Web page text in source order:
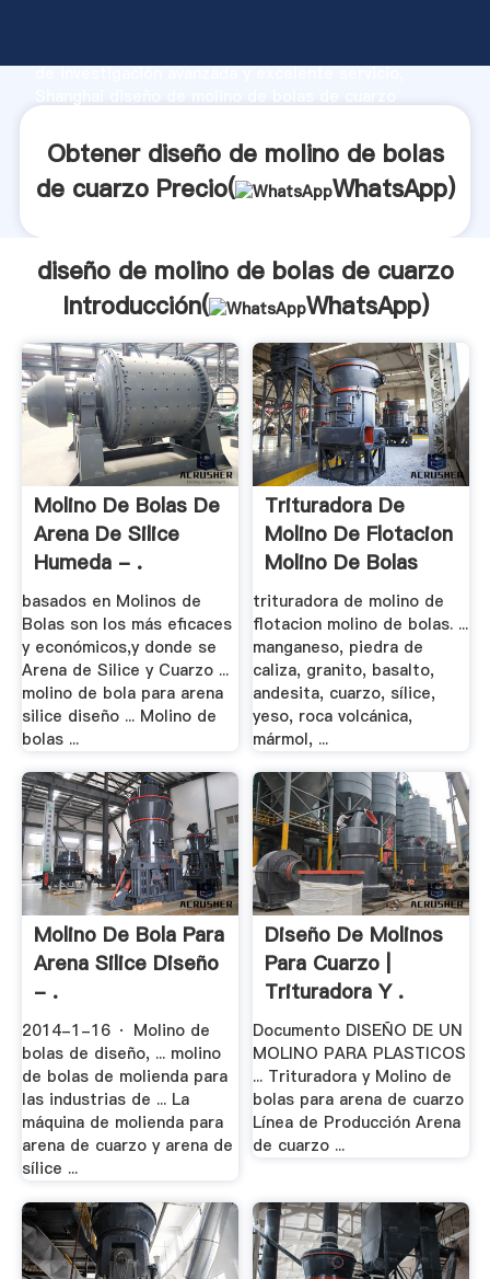
de investigación avanzada y excelente servicio,
clientes.
Obtener diseño de molino de bolas
de cuarzo Precio(
WhatsApp)
diseño de molino de bolas de cuarzo
Introducción(
WhatsApp)
Molino De Bolas De
Arena De Silice
Humeda - .
basados en Molinos de
Bolas son los más eficaces
y económicos,y donde se
Arena de Silice y Cuarzo ...
molino de bola para arena
silice diseño ... Molino de
bolas ...
Trituradora De
Molino De Flotacion
Molino De Bolas
trituradora de molino de
flotacion molino de bolas. ...
manganeso, piedra de
caliza, granito, basalto,
andesita, cuarzo, sílice,
yeso, roca volcánica,
mármol, ...
Molino De Bola Para
Arena Silice Diseño
- .
2014-1-16 · Molino de
bolas de diseño, ... molino
de bolas de molienda para
las industrias de ... La
máquina de molienda para
arena de cuarzo y arena de
sílice ...
Diseño De Molinos
Para Cuarzo |
Trituradora Y .
Documento DISEÑO DE UN
MOLINO PARA PLASTICOS
... Trituradora y Molino de
bolas para arena de cuarzo
Línea de Producción Arena
de cuarzo ...